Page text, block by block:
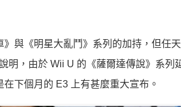
與《明星大亂鬥》系列的加持，但任
明，由於 Wii U 的《薩爾達傳說》系列
下個月的 E3 上有甚麼重大宣布。